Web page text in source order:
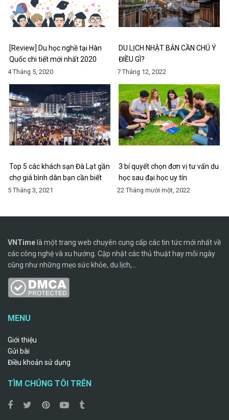
[Review] Du học nghề tại Hàn
Quốc chi tiết mới nhất 2020
4 Tháng 5, 2020
DU LỊCH NHẬT BẢN CẦN CHÚ Ý
ĐIỀU GÌ?
7 Tháng 12, 2022
Top 5 các khách sạn Đà Lạt gần
chợ giá bình dân bạn cần biết
5 Tháng 3, 2021
3 bí quyết chọn đơn vị tư vấn du
học sau đại học uy tín
22 Tháng mười một, 2022
VNTime là một trang web chuyên cung cấp các tin tức mới nhất về
các công nghệ và xu hướng. Cập nhật các thủ thuật hay mỗi ngày
cũng như những mẹo sức khỏe, du lịch,...
MENU
Giới thiệu
Gửi bài
Điều khoản sử dụng
TÌM CHÚNG TÔI TRÊN